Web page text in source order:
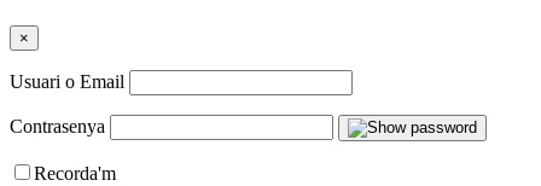
×
Usuari o Email
Contrasenya
Recorda'm